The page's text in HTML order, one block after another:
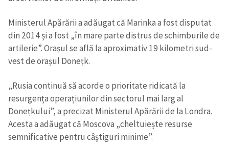
Ministerul Apărării a adăugat că Marinka a fost disputat
din 2014 și a fost „în mare parte distrus de schimburile de
artilerie”. Orașul se află la aproximativ 19 kilometri sud-
vest de orașul Donețk.
„Rusia continuă să acorde o prioritate ridicată la
resurgența operațiunilor din sectorul mai larg al
Donețkului”, a precizat Ministerul Apărării de la Londra.
Acesta a adăugat că Moscova „cheltuiește resurse
semnificative pentru câștiguri minime”.
acord cu politica de
confidențialitate.
TRIMITE ȘTIREA